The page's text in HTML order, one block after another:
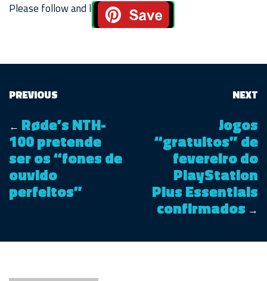
Please follow and like us:
PREVIOUS
← Røde’s NTH-
100 pretende
ser os “fones de
ouvido
perfeitos”
NEXT
Jogos
“gratuitos” de
fevereiro do
PlayStation
Plus Essentials
confirmados →